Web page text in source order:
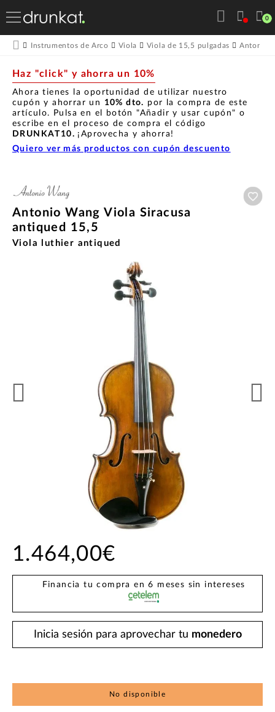
0
Instrumentos de Arco Viola Viola de 15,5 pulgadas Antonio
Haz "click" y ahorra un 10%
Ahora tienes la oportunidad de utilizar nuestro
cupón y ahorrar un 10% dto. por la compra de este
artículo. Pulsa en el botón "Añadir y usar cupón" o
escribe en el proceso de compra el código
DRUNKAT10. ¡Aprovecha y ahorra!
Quiero ver más productos con cupón descuento
Antonio Wang Viola Siracusa
antiqued 15,5
Viola luthier antiqued
1.464,00€
Financia tu compra en 6 meses sin intereses
Inicia sesión para aprovechar tu monedero
No disponible